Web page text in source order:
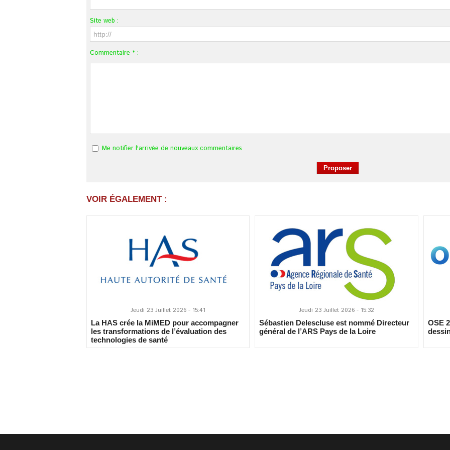
Site web :
Commentaire * :
Me notifier l'arrivée de nouveaux commentaires
VOIR ÉGALEMENT :
Jeudi 23 Juillet 2026 - 15:41
La HAS crée la MiMED pour accompagner
les transformations de l’évaluation des
technologies de santé
Jeudi 23 Juillet 2026 - 15:32
Sébastien Delescluse est nommé Directeur
général de l’ARS Pays de la Loire
OSE